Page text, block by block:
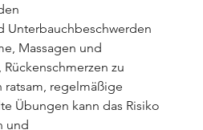
Unterbauchbeschwerden
Massagen und
zu
ratsam, regelmäßige
Übungen kann das Risiko
und